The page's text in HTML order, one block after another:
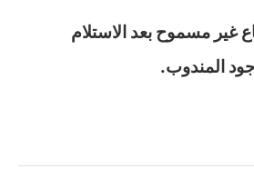
غير مسموح بعد الاستلام
المندوب.